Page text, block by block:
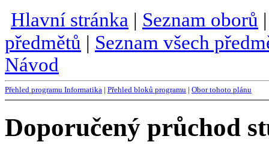
Hlavní stránka | Seznam oborů
předmětů | Seznam všech
Návod
Přehled programu Informatika | Přehled bloků programu | Obor tohoto plánu
Doporučený průchod